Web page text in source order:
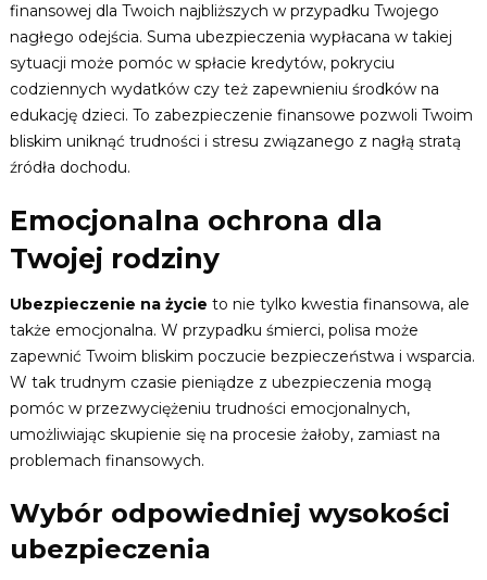
finansowej dla Twoich najbliższych w przypadku Twojego
nagłego odejścia. Suma ubezpieczenia wypłacana w takiej
sytuacji może pomóc w spłacie kredytów, pokryciu
codziennych wydatków czy też zapewnieniu środków na
edukację dzieci. To zabezpieczenie finansowe pozwoli Twoim
bliskim uniknąć trudności i stresu związanego z nagłą stratą
źródła dochodu.
Emocjonalna ochrona dla
Twojej rodziny
Ubezpieczenie na życie to nie tylko kwestia finansowa, ale
także emocjonalna. W przypadku śmierci, polisa może
zapewnić Twoim bliskim poczucie bezpieczeństwa i wsparcia.
W tak trudnym czasie pieniądze z ubezpieczenia mogą
pomóc w przezwyciężeniu trudności emocjonalnych,
umożliwiając skupienie się na procesie żałoby, zamiast na
problemach finansowych.
Wybór odpowiedniej wysokości
ubezpieczenia